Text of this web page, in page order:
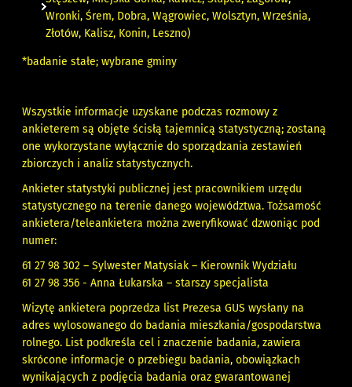
Wronki, Śrem, Dobra, Wągrowiec, Wolsztyn, Września,
Złotów, Kalisz, Konin, Leszno)
*badanie stałe; wybrane gminy
Wszystkie informacje uzyskane podczas rozmowy z
ankieterem są objęte ścisłą tajemnicą statystyczną; zostaną
one wykorzystane wyłącznie do sporządzania zestawień
zbiorczych i analiz statystycznych.
Ankieter statystyki publicznej jest pracownikiem urzędu
statystycznego na terenie danego województwa. Tożsamość
ankietera/teleankietera można zweryfikować dzwoniąc pod
numer:
61 27 98 302 – Sylwester Matysiak – Kierownik Wydziału
61 27 98 356 - Anna Łukarska – starszy specjalista
Wizytę ankietera poprzedza list Prezesa GUS wysłany na
adres wylosowanego do badania mieszkania/gospodarstwa
rolnego. List podkreśla cel i znaczenie badania, zawiera
skrócone informacje o przebiegu badania, obowiązkach
wynikających z podjęcia badania oraz gwarantowanej